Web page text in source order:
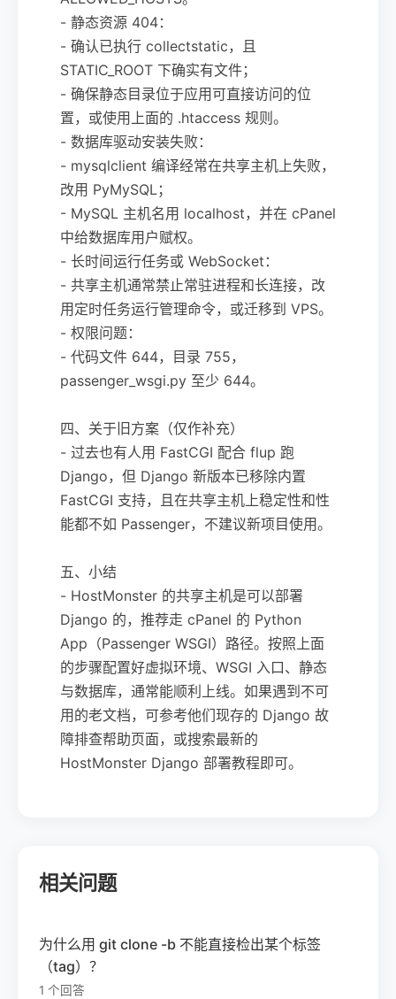
- 静态资源 404：
- 确认已执行 collectstatic，且
STATIC_ROOT 下确实有文件；
- 确保静态目录位于应用可直接访问的位
置，或使用上面的 .htaccess 规则。
- 数据库驱动安装失败：
- mysqlclient 编译经常在共享主机上失败，
改用 PyMySQL；
- MySQL 主机名用 localhost，并在 cPanel
中给数据库用户赋权。
- 长时间运行任务或 WebSocket：
- 共享主机通常禁止常驻进程和长连接，改
用定时任务运行管理命令，或迁移到 VPS。
- 权限问题：
- 代码文件 644，目录 755，
passenger_wsgi.py 至少 644。
四、关于旧方案（仅作补充）
- 过去也有人用 FastCGI 配合 flup 跑
Django，但 Django 新版本已移除内置
FastCGI 支持，且在共享主机上稳定性和性
能都不如 Passenger，不建议新项目使用。
五、小结
- HostMonster 的共享主机是可以部署
Django 的，推荐走 cPanel 的 Python
App（Passenger WSGI）路径。按照上面
的步骤配置好虚拟环境、WSGI 入口、静态
与数据库，通常能顺利上线。如果遇到不可
用的老文档，可参考他们现存的 Django 故
障排查帮助页面，或搜索最新的
HostMonster Django 部署教程即可。
相关问题
为什么用 git clone -b 不能直接检出某个标签
（tag）？
1 个回答